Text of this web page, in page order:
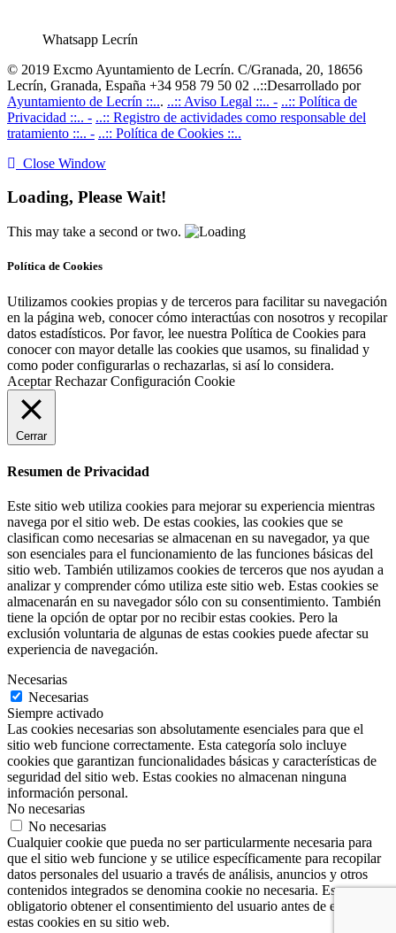
Whatsapp Lecrín
© 2019 Excmo Ayuntamiento de Lecrín. C/Granada, 20, 18656
Lecrín, Granada, España +34 958 79 50 02 ..::Desarrollado por
Ayuntamiento de Lecrín ::... ..:: Aviso Legal ::.. - ..:: Política de
Privacidad ::.. - ..:: Registro de actividades como responsable del
tratamiento ::.. - ..:: Política de Cookies ::..
Close Window
Loading, Please Wait!
This may take a second or two.
Política de Cookies
Utilizamos cookies propias y de terceros para facilitar su navegación
en la página web, conocer cómo interactúas con nosotros y recopilar
datos estadísticos. Por favor, lee nuestra Política de Cookies para
conocer con mayor detalle las cookies que usamos, su finalidad y
como poder configurarlas o rechazarlas, si así lo considera.
Aceptar Rechazar Configuración Cookie
Cerrar
Resumen de Privacidad
Este sitio web utiliza cookies para mejorar su experiencia mientras
navega por el sitio web. De estas cookies, las cookies que se
clasifican como necesarias se almacenan en su navegador, ya que
son esenciales para el funcionamiento de las funciones básicas del
sitio web. También utilizamos cookies de terceros que nos ayudan a
analizar y comprender cómo utiliza este sitio web. Estas cookies se
almacenarán en su navegador sólo con su consentimiento. También
tiene la opción de optar por no recibir estas cookies. Pero la
exclusión voluntaria de algunas de estas cookies puede afectar su
experiencia de navegación.
Necesarias
Necesarias
Siempre activado
Las cookies necesarias son absolutamente esenciales para que el
sitio web funcione correctamente. Esta categoría solo incluye
cookies que garantizan funcionalidades básicas y características de
seguridad del sitio web. Estas cookies no almacenan ninguna
información personal.
No necesarias
No necesarias
Cualquier cookie que pueda no ser particularmente necesaria para
que el sitio web funcione y se utilice específicamente para recopilar
datos personales del usuario a través de análisis, anuncios y otros
contenidos integrados se denomina cookie no necesaria. Es
obligatorio obtener el consentimiento del usuario antes de ejecutar
estas cookies en su sitio web.